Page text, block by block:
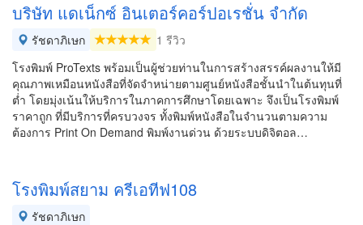
บริษัท แดเน็กซ์ อินเตอร์คอร์ปอเรชั่น จำกัด
รัชดาภิเษก
1 รีวิว
โรงพิมพ์ ProTexts พร้อมเป็นผู้ช่วยท่านในการสร้างสรรค์ผลงานให้มี
คุณภาพเหมือนหนังสือที่จัดจำหน่ายตามศูนย์หนังสือชั้นนำในต้นทุนที่
ต่ำ โดยมุ่งเน้นให้บริการในภาคการศึกษาโดยเฉพาะ จึงเป็นโรงพิมพ์
ราคาถูก ที่มีบริการที่ครบวงจร ทั้งพิมพ์หนังสือในจำนวนตามความ
ต้องการ Print On Demand พิมพ์งานด่วน ด้วยระบบดิจิตอล…
โรงพิมพ์สยาม ครีเอทีฟ108
รัชดาภิเษก